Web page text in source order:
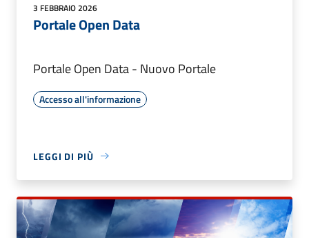
3 FEBBRAIO 2026
Portale Open Data
Portale Open Data - Nuovo Portale
Accesso all'informazione
LEGGI DI PIÙ